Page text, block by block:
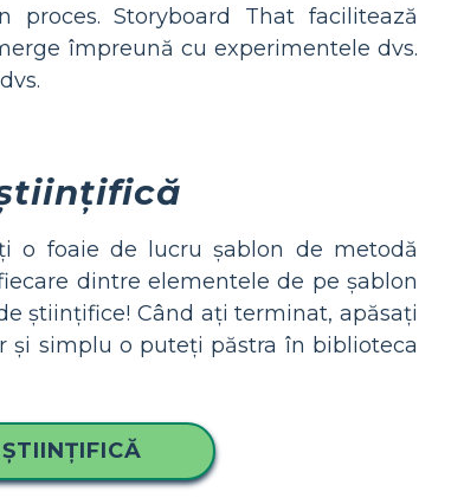
Storyboard That facilitează
împreună cu experimentele dvs.
o foaie de lucru șablon de metodă
dintre elementele de pe șablon
științifice! Când ați terminat, apăsați
și simplu o puteți păstra în biblioteca